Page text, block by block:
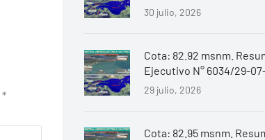
*
30 julio, 2026
Cota: 82.92 msnm.
Ejecutivo N° 6034/29-
29 julio, 2026
Cota: 82.95 msnm.